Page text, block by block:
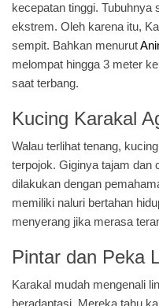
kecepatan tinggi. Tubuhnya
ekstrem. Oleh karena itu,
sempit. Bahkan menurut
melompat hingga 3 meter
saat terbang.
Kucing Karakal
Walau terlihat tenang,
terpojok. Giginya tajam dan
dilakukan dengan
memiliki naluri bertahan
menyerang jika merasa
Pintar dan Peka
Karakal mudah mengenali
beradaptasi. Mereka tahu